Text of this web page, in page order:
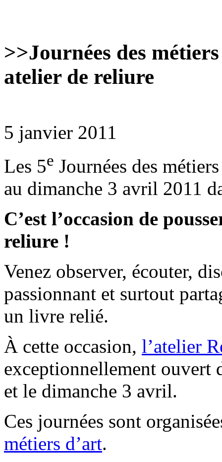
>>Journées des
atelier de reliure
5 janvier 2011
Les 5e Journées des
au dimanche 3 avril 2011
C’est l’occasion de
reliure !
Venez observer, écouter,
passionnant et surtout
un livre relié.
À cette occasion, l’atelier
exceptionnellement ouvert
et le dimanche 3 avril.
Ces journées sont
métiers d’art.